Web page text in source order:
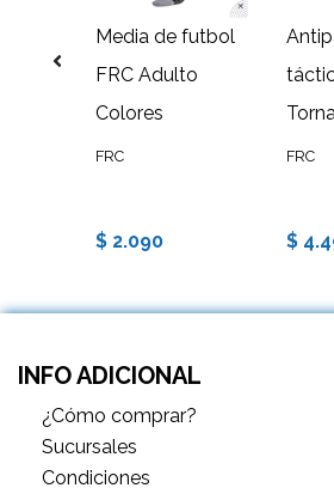
Media de futbol
FRC Adulto
Colores
FRC
$ 2.090
FRC
$
INFO ADICIONAL
¿Cómo comprar?
Sucursales
Condiciones